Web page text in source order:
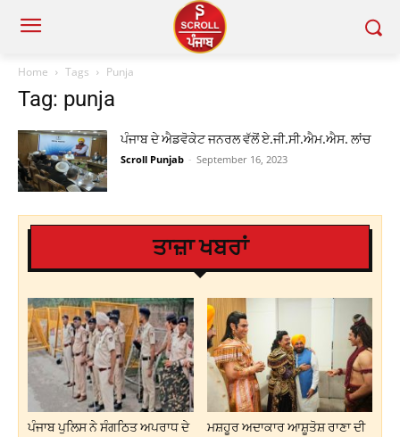
Home Tags Punja
Tag: punja
ਪੰਜਾਬ ਦੇ ਐਡਵੋਕੇਟ ਜਨਰਲ ਵੱਲੋਂ ਏ.ਜੀ.ਸੀ.ਐਮ.ਐਸ. ਲਾਂਚ
Scroll Punjab - September 16, 2023
ਤਾਜ਼ਾ ਖਬਰਾਂ
ਪੰਜਾਬ ਪੁਲਿਸ ਨੇ ਸੰਗਠਿਤ ਅਪਰਾਧ ਦੇ
ਮਸ਼ਹੂਰ ਅਦਾਕਾਰ ਆਸ਼ੂਤੋਸ਼ ਰਾਣਾ ਦੀ